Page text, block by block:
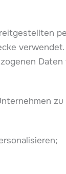
verwendet.
Daten